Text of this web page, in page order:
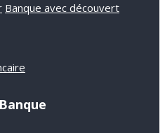
Banque avec découvert